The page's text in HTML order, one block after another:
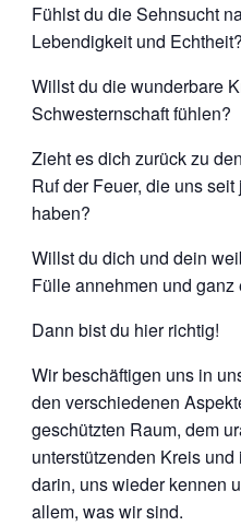
Fühlst du die Sehnsucht
Lebendigkeit und Echtheit?
Willst du die wunderbare
Schwesternschaft fühlen?
Zieht es dich zurück zu
Ruf der Feuer, die uns
haben?
Willst du dich und dein
Fülle annehmen und ganz
Dann bist du hier richtig!
Wir beschäftigen uns in
den verschiedenen
geschützten Raum, dem
unterstützenden Kreis
darin, uns wieder kennen
allem, was wir sind.